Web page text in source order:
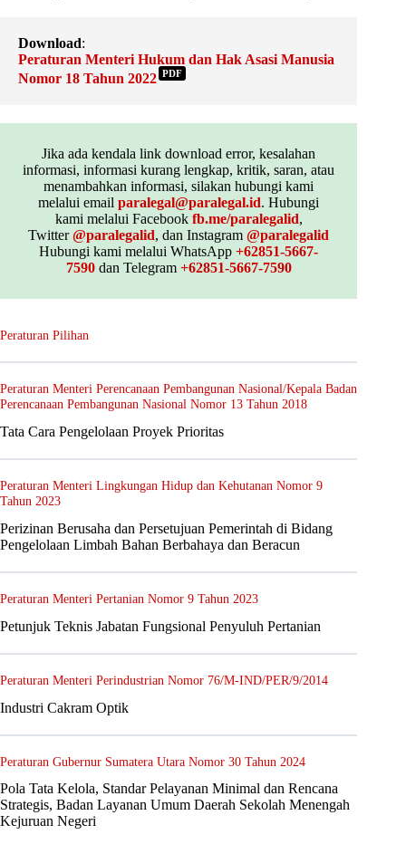
Download:
Peraturan Menteri Hukum dan Hak Asasi Manusia
Nomor 18 Tahun 2022 PDF
Jika ada kendala link download error, kesalahan
informasi, informasi kurang lengkap, kritik, saran, atau
menambahkan informasi, silakan hubungi kami
melalui emailparalegal@paralegal.id. Hubungi
kami melalui Facebook fb.me/paralegalid,
Twitter@paralegalid, dan Instagram@paralegalid
Hubungi kami melalui WhatsApp+62851-5667-
7590dan Telegram +62851-5667-7590
Peraturan Pilihan
Peraturan Menteri Perencanaan Pembangunan Nasional/Kepala Badan
Perencanaan Pembangunan Nasional Nomor 13 Tahun 2018
Tata Cara Pengelolaan Proyek Prioritas
Peraturan Menteri Lingkungan Hidup dan Kehutanan Nomor 9
Tahun 2023
Perizinan Berusaha dan Persetujuan Pemerintah di Bidang
Pengelolaan Limbah Bahan Berbahaya dan Beracun
Peraturan Menteri Pertanian Nomor 9 Tahun 2023
Petunjuk Teknis Jabatan Fungsional Penyuluh Pertanian
Peraturan Menteri Perindustrian Nomor 76/M-IND/PER/9/2014
Industri Cakram Optik
Peraturan Gubernur Sumatera Utara Nomor 30 Tahun 2024
Pola Tata Kelola, Standar Pelayanan Minimal dan Rencana
Strategis, Badan Layanan Umum Daerah Sekolah Menengah
Kejuruan Negeri